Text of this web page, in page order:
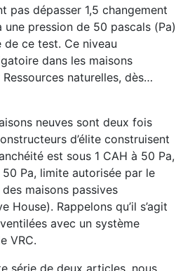
pas dépasser 1,5 changement
une pression de 50 pascals (Pa)
de ce test. Ce niveau
dans les maisons
naturelles, dès…
neuves sont deux fois
d’élite construisent
est sous 1 CAH à 50 Pa,
Pa, limite autorisée par le
maisons passives
House). Rappelons qu’il s’agit
avec un système
VRC.
série de deux articles, nous